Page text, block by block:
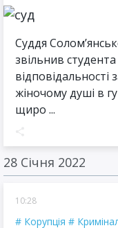
Суддя
звільнив
жіночому душі в
щиро ...
28 Січня 2022
10:28
Корупція